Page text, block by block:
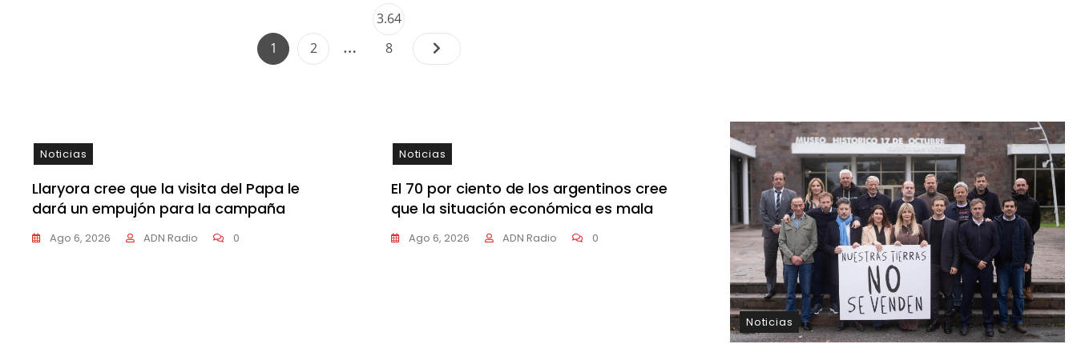
Paginación
de
entradas
Page
1 Page
2 …
Page
3.64
8
Noticias
Llaryora cree que la visita del Papa le
dará un empujón para la campaña
Ago 6, 2026 ADN Radio 0
Noticias
El 70 por ciento de los argentinos cree
que la situación económica es mala
Ago 6, 2026 ADN Radio 0
Noticias